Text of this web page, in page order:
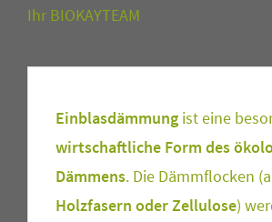
Ihr BIOKAYTEAM
Einblasdämmung ist eine
wirtschaftliche Form des
Dämmens. Die Dämmflocken
Holzfasern oder Zellulose)